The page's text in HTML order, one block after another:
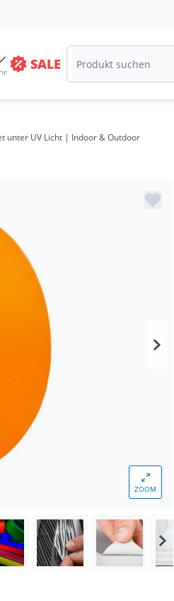
SALE
unter UV Licht | Indoor & Outdoor
ZOOM